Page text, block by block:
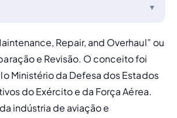
▼
Repair, and Overhaul” ou
e Revisão. O conceito foi
Ministério da Defesa dos Estados
do Exército e da Força Aérea.
indústria de aviação e